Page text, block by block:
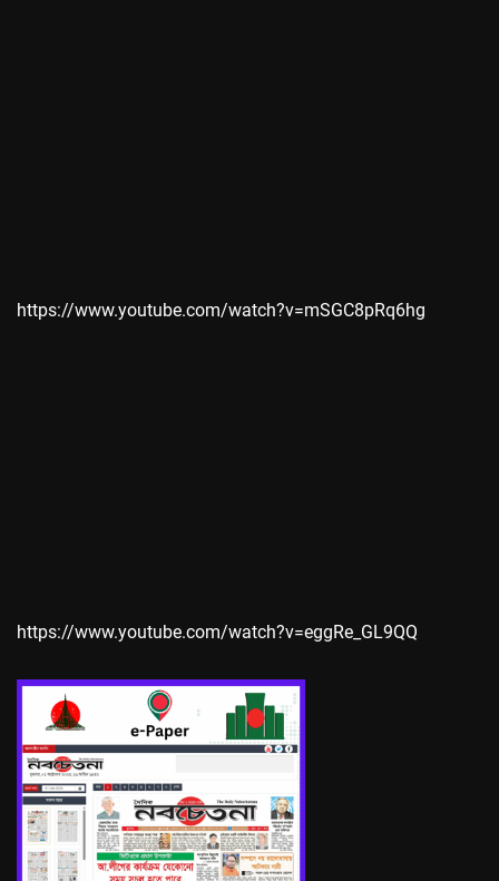
https://www.youtube.com/watch?v=mSGC8pRq6hg
https://www.youtube.com/watch?v=eggRe_GL9QQ